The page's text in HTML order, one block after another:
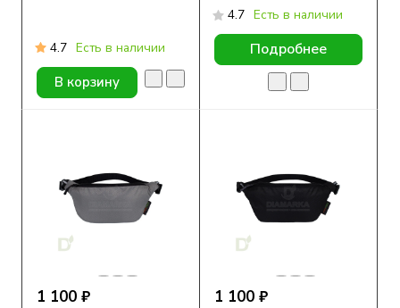
4.7 Есть в наличии
В корзину
4.7 Есть в наличии
Подробнее
1 100 ₽ 1 100 ₽